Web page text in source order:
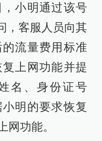
小明通过该号
，客服人员向其
流量费用标准
上网功能并提
名、身份证号
明的要求恢复
网功能。